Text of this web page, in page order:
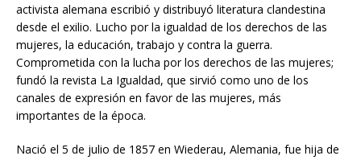
activista alemana escribió y distribuyó literatura clandestina
desde el exilio. Lucho por la igualdad de los derechos de las
mujeres, la educación, trabajo y contra la guerra.
Comprometida con la lucha por los derechos de las mujeres;
fundó la revista La Igualdad, que sirvió como uno de los
canales de expresión en favor de las mujeres, más
importantes de la época.
Nació el 5 de julio de 1857 en Wiederau, Alemania, fue hija de